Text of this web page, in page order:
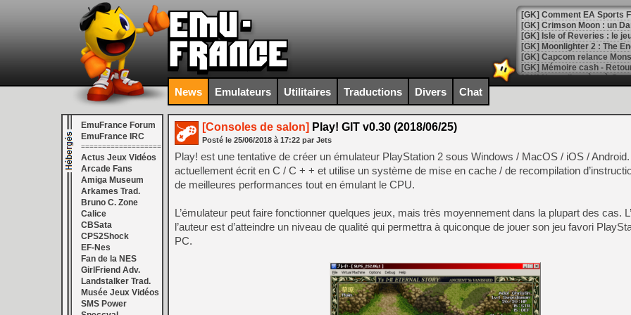
[GK] Comment EA Sports
[GK] Crimson Moon : un
[GK] Isle of Reveries : le
[GK] Moonlighter 2 : The
[GK] Capcom relance
[Mo5] Deux inédits du
[GK] Le beat'em up The
[GK] Endless Legend 2 :
[LS] [PS5] Le WebKit
[GK] Oubliez Crazy Taxi,
[LS] [Switch] NSZ 5.0.0
[GK] No More Room in
[GK] Un chatbot Atelier
[GK] Mémoire cash -
News Emulateurs Utilitaires Traductions Divers Chat
EmuFrance Forum
EmuFrance IRC
===================
Actus Jeux Vidéos
Arcade Fans
Amiga Museum
Arkames Trad.
Bruno C. Zone
Calice
CBSata
CPS2Shock
EF-Nes
Fan de la NES
GirlFriend Adv.
Landstalker Trad.
Musée Jeux Vidéos
SMS Power
[Consoles de salon] Play! GIT v0.30 (2018/06/25)
Posté le 25/06/2018 à 17:22 par Jets
Play! est une tentative de créer un émulateur PlayStation 2 sous Windows / MacOS / iOS /
actuellement écrit en C / C + + et utilise un système de mise en cache / de recompilation
de meilleures performances tout en émulant le CPU.
L’émulateur peut faire fonctionner quelques jeux, mais très moyennement dans la plupart des cas.
l’auteur est d’atteindre un niveau de qualité qui permettra à quiconque de jouer son jeu favori
PC.